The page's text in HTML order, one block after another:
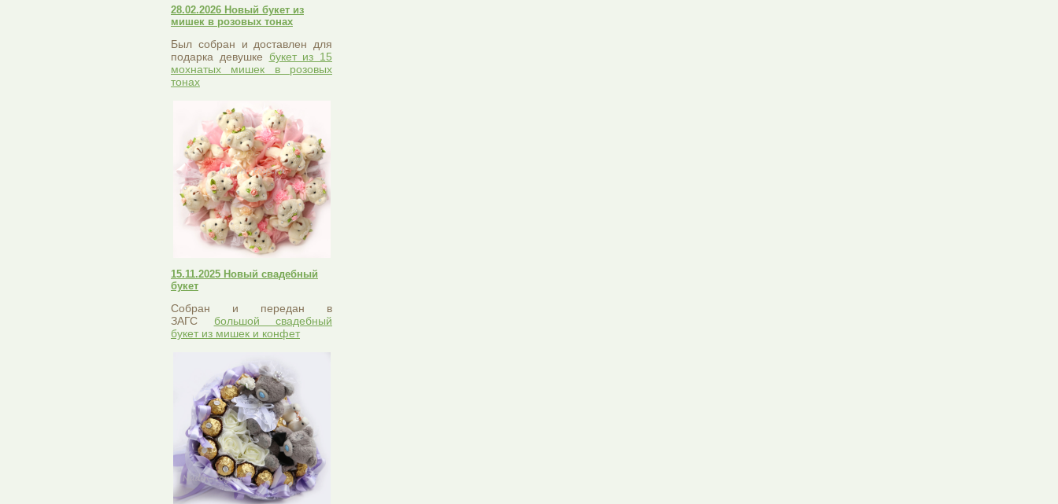
28.02.2026 Новый букет из
мишек в розовых тонах
Был собран и доставлен для
подарка девушке букет из 15
мохнатых мишек в розовых
тонах
15.11.2025 Новый свадебный
букет
Собран и передан в
ЗАГС большой свадебный
букет из мишек и конфет